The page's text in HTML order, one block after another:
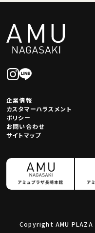
企業情報
カスタマーハラスメント
ポリシー
お問い合わせ
サイトマップ
Copyright AMU